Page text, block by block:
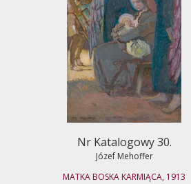
Nr Katalogowy 30.
Józef Mehoffer
MATKA BOSKA KARMIĄCA, 1913